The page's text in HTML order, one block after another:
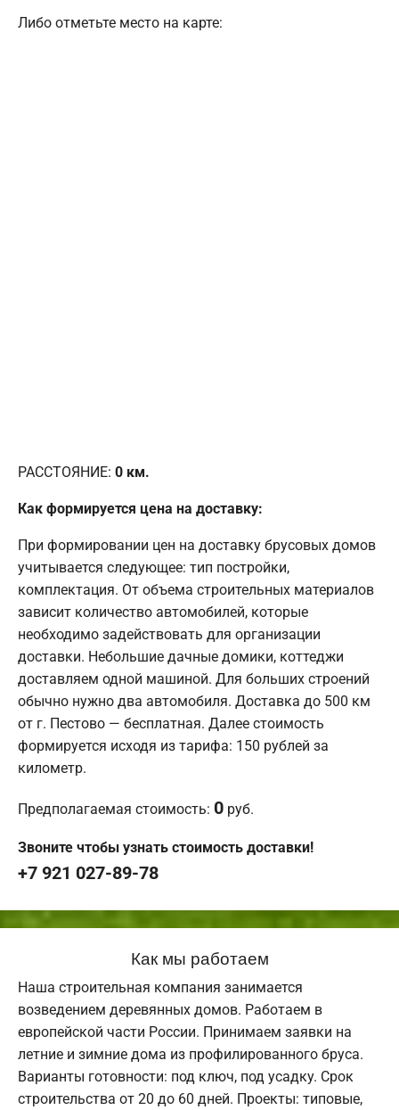
Либо отметьте место на карте:
РАССТОЯНИЕ: 0 км.
Как формируется цена на доставку:
При формировании цен на доставку брусовых домов
учитывается следующее: тип постройки,
комплектация. От объема строительных материалов
зависит количество автомобилей, которые
необходимо задействовать для организации
доставки. Небольшие дачные домики, коттеджи
доставляем одной машиной. Для больших строений
обычно нужно два автомобиля. Доставка до 500 км
от г. Пестово — бесплатная. Далее стоимость
формируется исходя из тарифа: 150 рублей за
километр.
Предполагаемая стоимость: 0 руб.
Звоните чтобы узнать стоимость доставки!
+7 921 027-89-78
Как мы работаем
Наша строительная компания занимается
возведением деревянных домов. Работаем в
европейской части России. Принимаем заявки на
летние и зимние дома из профилированного бруса.
Варианты готовности: под ключ, под усадку. Срок
строительства от 20 до 60 дней. Проекты: типовые,